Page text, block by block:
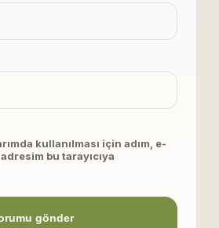
kullanılması için adım, e-
bu tarayıcıya